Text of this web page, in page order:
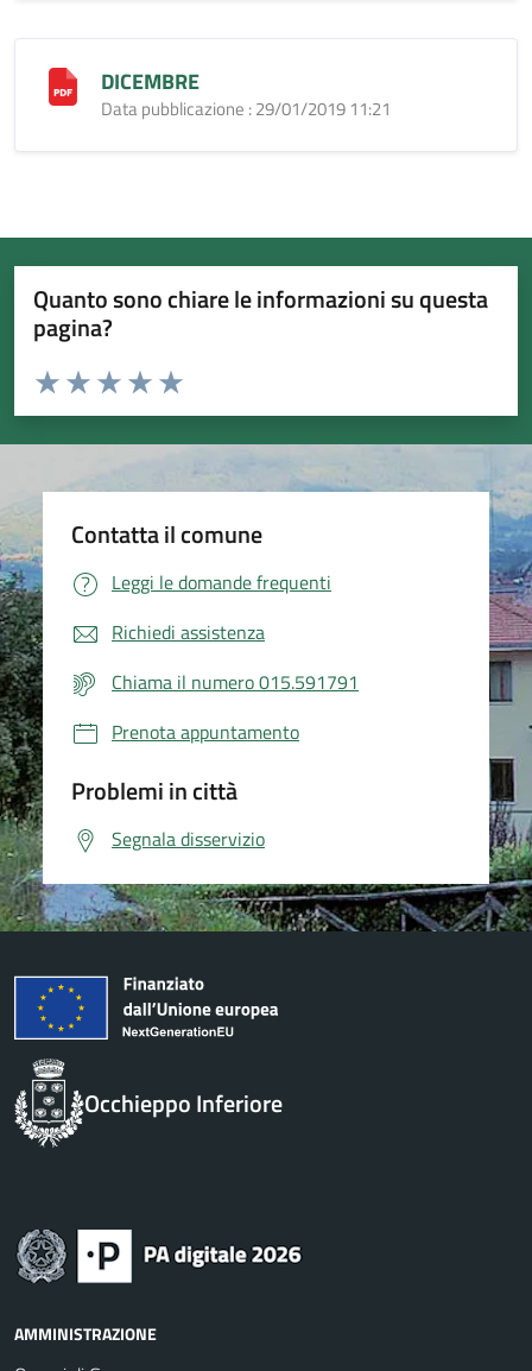
DICEMBRE
Data pubblicazione : 29/01/2019 11:21
Quanto sono chiare le informazioni su questa
pagina?
Valuta da 1 a 5 stelle la pagina
Valuta 5 stelle su 5
Valuta 4 stelle su 5
Valuta 3 stelle su 5
Valuta 2 stelle su 5
Valuta 1 stelle su 5
Contatta il comune
Leggi le domande frequenti
Richiedi assistenza
Chiama il numero 015.591791
Prenota appuntamento
Problemi in città
Segnala disservizio
Occhieppo Inferiore
AMMINISTRAZIONE